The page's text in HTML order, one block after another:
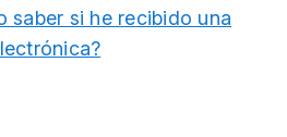
saber si he recibido una